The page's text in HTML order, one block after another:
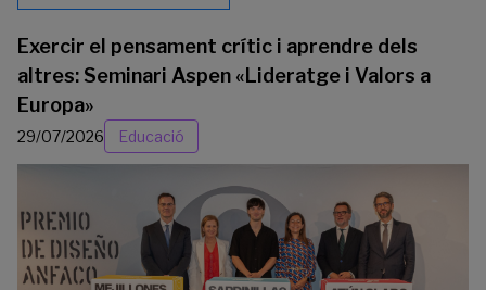
Exercir el pensament crític i aprendre dels
altres: Seminari Aspen «Lideratge i Valors a
Europa»
29/07/2026 Educació